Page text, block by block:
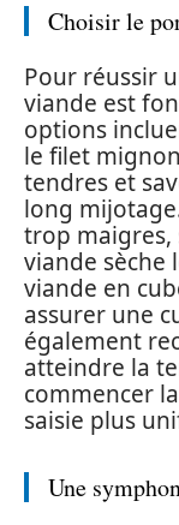
Choisir le
Pour réussir
viande est
options
le filet
tendres et
long
trop maigres,
viande sèche
viande en
assurer une
également
atteindre la
commencer
saisie plus
Une